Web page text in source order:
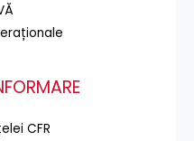
CFR